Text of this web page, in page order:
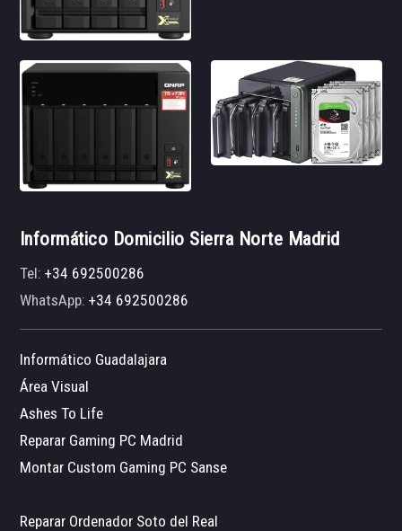
Informático Domicilio Sierra Norte Madrid
Tel:+34 692500286
WhatsApp:+34 692500286
Informático Guadalajara
Área Visual
Ashes To Life
Reparar Gaming PC Madrid
Montar Custom Gaming PC Sanse
Reparar Ordenador Soto del Real